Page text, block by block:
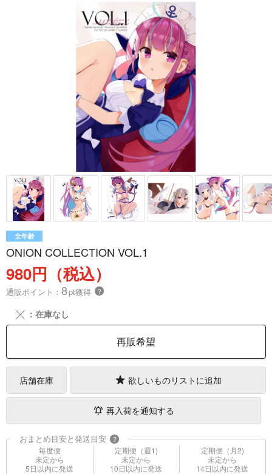
全年齢
ONION COLLECTION VOL.1
980円（税込）
通販ポイント： 8pt獲得 ？
╳ ：在庫なし
再販希望
店舗在庫 欲しいものリストに追加
再入荷を通知する
おまとめ目安と発送目安 ?
毎度便
未定から
5日以内に発送
定期便（週1)
未定から
10日以内に発送
定期便（月2)
未定から
14日以内に発送